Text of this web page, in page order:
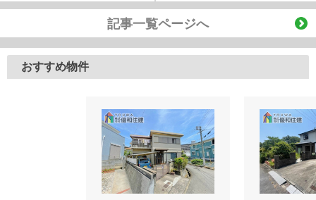
記事一覧ページへ
おすすめ物件